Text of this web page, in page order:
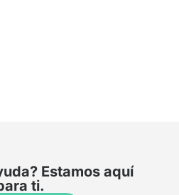
Estamos aquí
ti.